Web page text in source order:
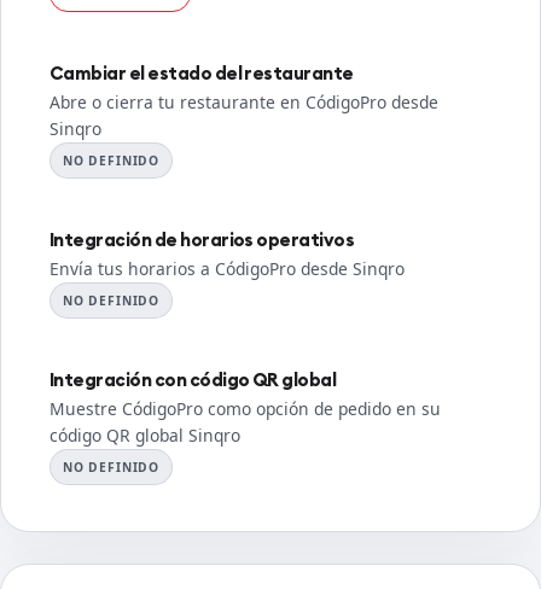
Cambiar el estado del restaurante
Abre o cierra tu restaurante en CódigoPro desde
Sinqro
NO DEFINIDO
Integración de horarios operativos
Envía tus horarios a CódigoPro desde Sinqro
NO DEFINIDO
Integración con código QR global
Muestre CódigoPro como opción de pedido en su
código QR global Sinqro
NO DEFINIDO